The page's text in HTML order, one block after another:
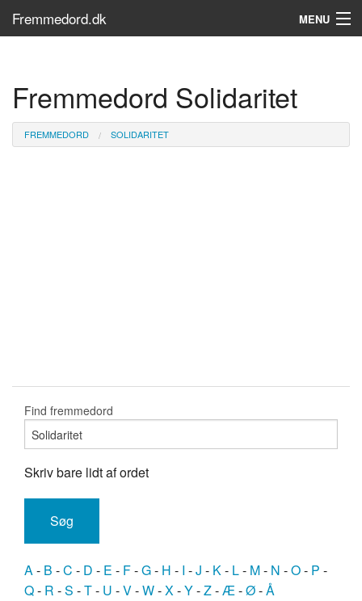
Fremmedord.dk MENU
Søg...
Find bøger
Fremmedord Solidaritet
FREMMEDORD SOLIDARITET
Find fremmedord
Skriv bare lidt af ordet
A- B -C - D - E - F-G- H - I -J - K- L- M- N -O- P -
Q- R -S -T- U -V-W-X-Y-Z-Æ-Ø-Å